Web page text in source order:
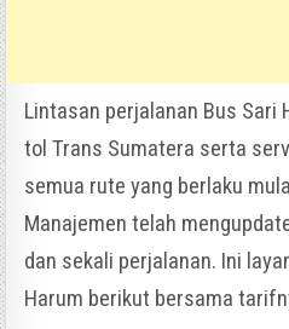
Lintasan perjalanan Bus Sari
tol Trans Sumatera serta
semua rute yang berlaku
Manajemen telah
dan sekali perjalanan. Ini
Harum berikut bersama